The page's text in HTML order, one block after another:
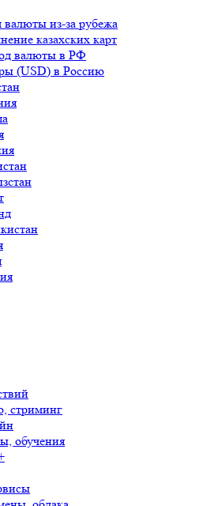
из-за рубежа
казахских карт
валюты в РФ
(USD) в Россию
стриминг
обучения